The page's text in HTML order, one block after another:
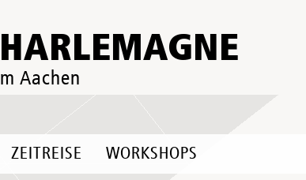
Aachen
ZEITREISE WORKSHOPS